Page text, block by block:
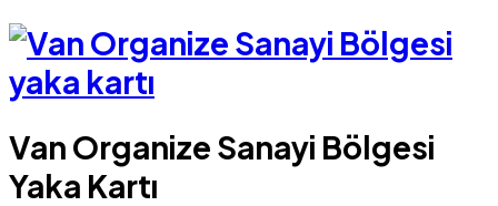
Van Organize Sanayi Bölgesi
Yaka Kartı